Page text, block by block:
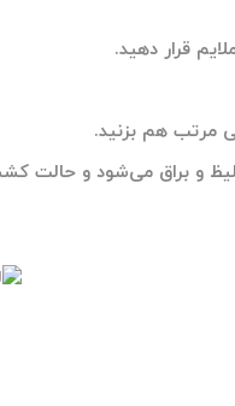
قرار دهید.
مرتب هم بزنید.